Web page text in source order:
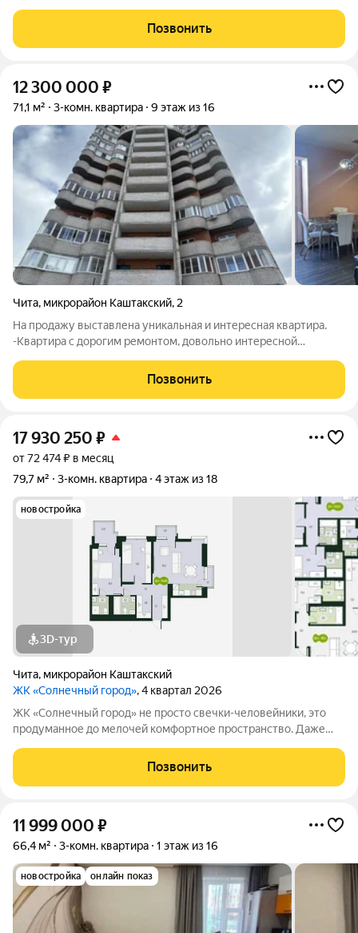
"Хороший" от АТОЛЛ. «Хороший» уютный микрорайон на
берегу озера Кенон. Мы
Позвонить
12 300 000 ₽
71,1 м² 3-комн. квартира 9 этаж из 16
Чита, микрорайон Каштакский, 2
На продажу выставлена уникальная и интересная квартира.
-Квартира с дорогим ремонтом, довольно интересной
планировка: кухня-гостиная, две отдельные комнаты, сан. узел,
Позвонить
17 930 250 ₽
от 72 474 ₽ в месяц
79,7 м²
3-комн. квартира 4 этаж из 18
новостройка
3D-тур
Чита, микрорайон Каштакский
ЖК «Солнечный город», 4 квартал 2026
ЖК «Солнечный город» не просто свечки-человейники, это
продуманное до мелочей комфортное пространство. Даже
решили соблюсти буквально во всём. Природные оттенки
новостроек, точечная
Позвонить
11 999 000 ₽
66,4 м² 3-комн. квартира 1 этаж из 16
новостройка онлайн показ